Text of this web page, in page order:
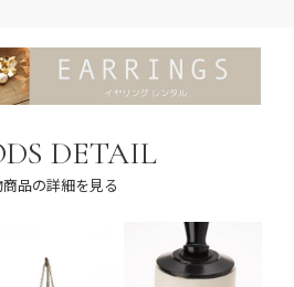
DETAIL
品の詳細を見る